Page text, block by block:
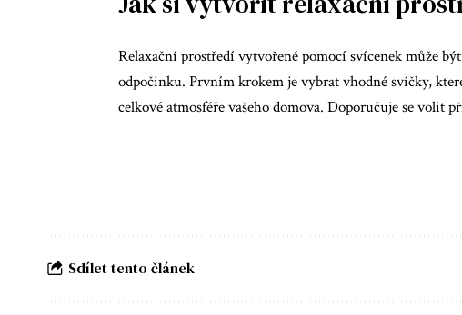
Relaxační prostředí vytvořené pomocí svícenek může
odpočinku. Prvním krokem je vybrat vhodné svíčky,
celkové atmosféře vašeho domova. Doporučuje se volit
Sdílet tento článek